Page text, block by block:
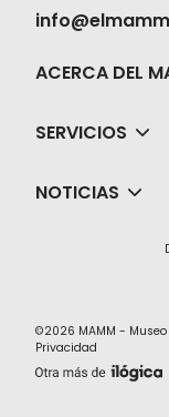
ACERCA DEL
SERVICIOS
NOTICIAS
©2026 MAMM -
Privacidad